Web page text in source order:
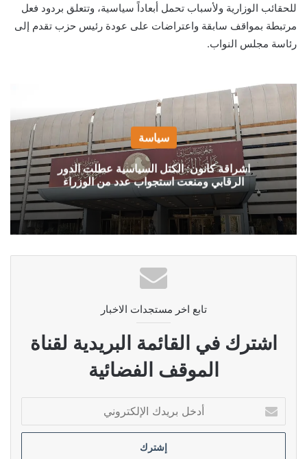
للحقائب الوزارية ولأسباب تحمل أبعاداً سياسية، وتتعلق بردود فعل
مرتبطة بمواقف سابقة واعتراضات على عودة رئيس حزب تقدم إلى
رئاسة مجلس النواب.
سياسة
اشراقة كانون: الكتل السياسية عطلت الدور
الرقابي ومنعت استجواب عدد من الوزراء
تابع اخر مستجدات الاخبار
اشترك في القائمة البريدية لقناة
الموقف الفضائية
بريدك
الإلكتروني